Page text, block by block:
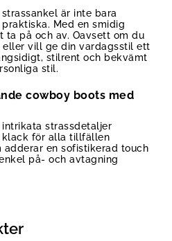
är inte bara
Med en smidig
på och av. Oavsett om du
vill ge din vardagsstil ett
stilrent och bekvämt
stil.
cowboy boots med
strassdetaljer
klack för alla tillfällen
adderar en sofistikerad touch
på- och avtagning